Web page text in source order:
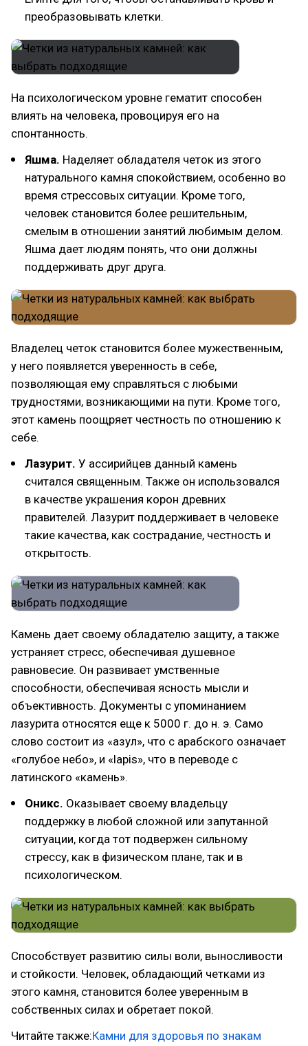
преобразовывать клетки.
На психологическом уровне гематит способен
влиять на человека, провоцируя его на
спонтанность.
Яшма. Наделяет обладателя четок из этого
натурального камня спокойствием, особенно во
время стрессовых ситуации. Кроме того,
человек становится более решительным,
смелым в отношении занятий любимым делом.
Яшма дает людям понять, что они должны
поддерживать друг друга.
Владелец четок становится более мужественным,
у него появляется уверенность в себе,
позволяющая ему справляться с любыми
трудностями, возникающими на пути. Кроме того,
этот камень поощряет честность по отношению к
себе.
Лазурит. У ассирийцев данный камень
считался священным. Также он использовался
в качестве украшения корон древних
правителей. Лазурит поддерживает в человеке
такие качества, как сострадание, честность и
открытость.
Камень дает своему обладателю защиту, а также
устраняет стресс, обеспечивая душевное
равновесие. Он развивает умственные
способности, обеспечивая ясность мысли и
объективность. Документы с упоминанием
лазурита относятся еще к 5000 г. до н. э. Само
слово состоит из «азул», что с арабского означает
«голубое небо», и «lapis», что в переводе с
латинского «камень».
Оникс. Оказывает своему владельцу
поддержку в любой сложной или запутанной
ситуации, когда тот подвержен сильному
стрессу, как в физическом плане, так и в
психологическом.
Способствует развитию силы воли, выносливости
и стойкости. Человек, обладающий четками из
этого камня, становится более уверенным в
собственных силах и обретает покой.
Читайте также:Камни для здоровья по знакам